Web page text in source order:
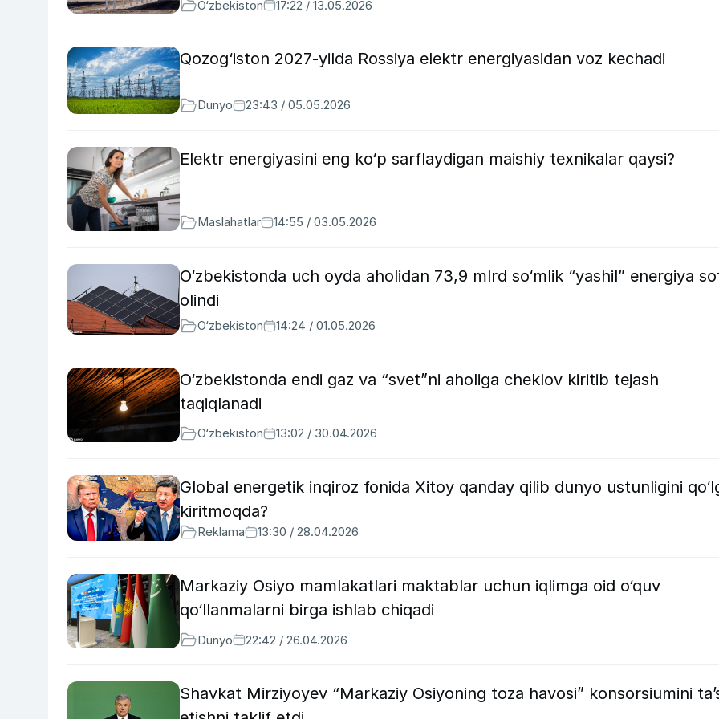
O‘zbekiston 17:22 / 13.05.2026
Qozog‘iston 2027-yilda Rossiya elektr energiyasidan voz kechadi
Dunyo 23:43 / 05.05.2026
Elektr energiyasini eng ko‘p sarflaydigan maishiy texnikalar qaysi?
Maslahatlar 14:55 / 03.05.2026
O‘zbekistonda uch oyda aholidan 73,9 mlrd so‘mlik “yashil” energiya
olindi
O‘zbekiston 14:24 / 01.05.2026
O‘zbekistonda endi gaz va “svet”ni aholiga cheklov kiritib tejash
taqiqlanadi
O‘zbekiston 13:02 / 30.04.2026
Global energetik inqiroz fonida Xitoy qanday qilib dunyo ustunligini
kiritmoqda?
Reklama 13:30 / 28.04.2026
Markaziy Osiyo mamlakatlari maktablar uchun iqlimga oid o‘quv
qo‘llanmalarni birga ishlab chiqadi
Dunyo 22:42 / 26.04.2026
Shavkat Mirziyoyev “Markaziy Osiyoning toza havosi” konsorsiumini